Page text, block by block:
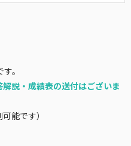
す。
解説・成績表の送付はございま
能です）